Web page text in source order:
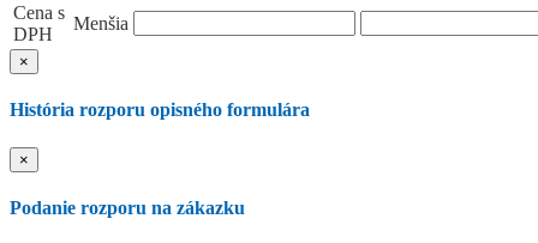
Cena s
DPH
Menšia
×
História rozporu opisného formulára
×
Podanie rozporu na zákazku